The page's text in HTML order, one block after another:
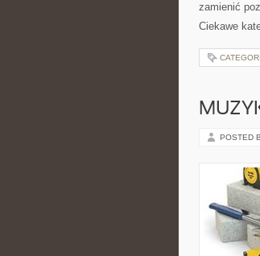
zamienić
Ciekawe
POSTED